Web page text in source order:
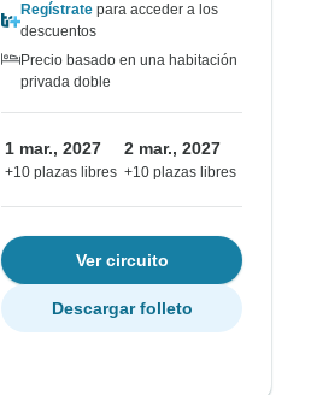
Regístrate para acceder a los
descuentos
Precio basado en una habitación
privada doble
1 mar., 2027
+10 plazas libres
2 mar., 2027
+10 plazas libres
Ver circuito
Descargar folleto